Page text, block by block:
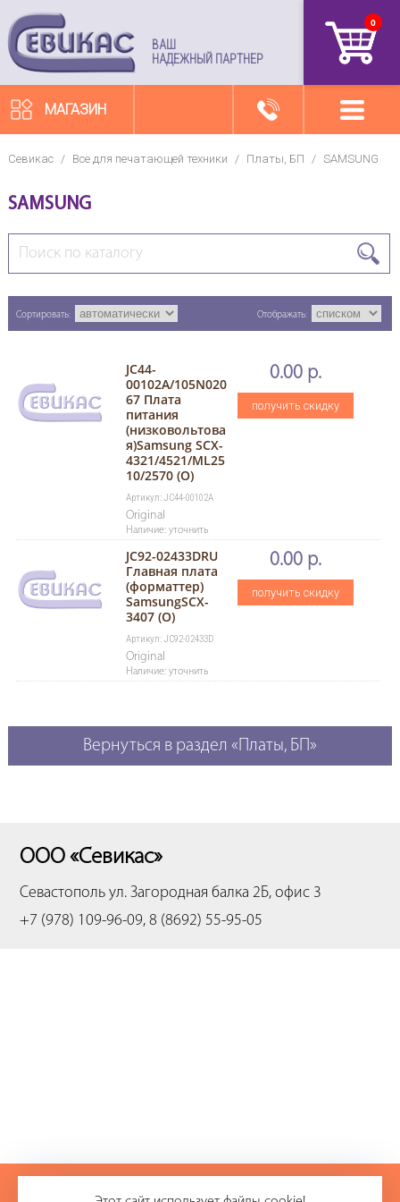
ВАШ
НАДЕЖНЫЙ ПАРТНЕР
0
МАГАЗИН
Севикас / Все для печатающей техники / Платы, БП / SAMSUNG
SAMSUNG
Сортировать: Отображать:
JC44-
00102A/105N020
67 Плата
питания
(низковольтова
я)Samsung SCX-
4321/4521/ML25
10/2570 (O)
Артикул: JC44-00102A
Original
Наличие: уточнить
0.00 р.
получить скидку
JC92-02433DRU
Главная плата
(форматтер)
SamsungSCX-
3407 (O)
Артикул: JC92-02433D
Original
Наличие: уточнить
0.00 р.
получить скидку
Вернуться в раздел «Платы, БП»
ООО «Севикас»
Севастополь ул. Загородная балка 2Б, офис 3
+7 (978) 109-96-09, 8 (8692) 55-95-05
+7 (978) 109-96-09